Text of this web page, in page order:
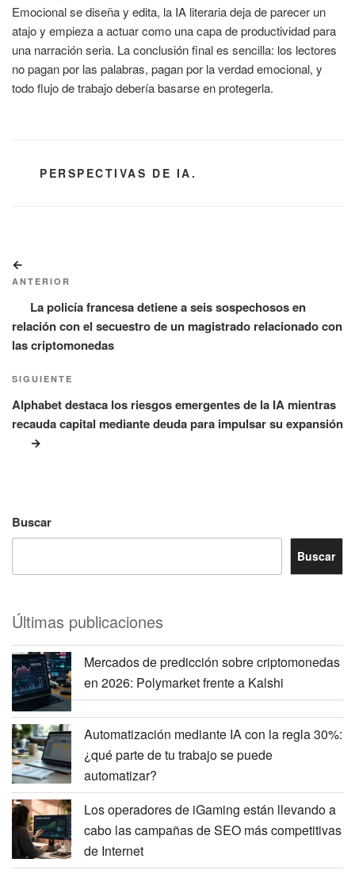
Emocional se diseña y edita, la IA literaria deja de parecer un
atajo y empieza a actuar como una capa de productividad para
una narración seria. La conclusión final es sencilla: los lectores
no pagan por las palabras, pagan por la verdad emocional, y
todo flujo de trabajo debería basarse en protegerla.
CATEGORÍAS
PERSPECTIVAS DE IA.
de
entradas
anterior:
ANTERIOR
La policía francesa detiene a seis sospechosos en
relación con el secuestro de un magistrado relacionado con
las criptomonedas
Siguiente
entrada
SIGUIENTE
Alphabet destaca los riesgos emergentes de la IA mientras
recauda capital mediante deuda para impulsar su expansión
Buscar
Buscar
Últimas publicaciones
Mercados de predicción sobre criptomonedas
en 2026: Polymarket frente a Kalshi
Automatización mediante IA con la regla 30%:
¿qué parte de tu trabajo se puede
automatizar?
Los operadores de iGaming están llevando a
cabo las campañas de SEO más competitivas
de Internet